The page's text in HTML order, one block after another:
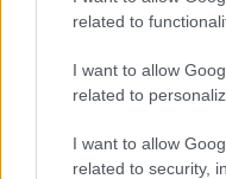
related to
I want to allow
related to
I want to allow
related to security,
Cristian Castiglioni · 7 Ago
CHI SI FA CHI